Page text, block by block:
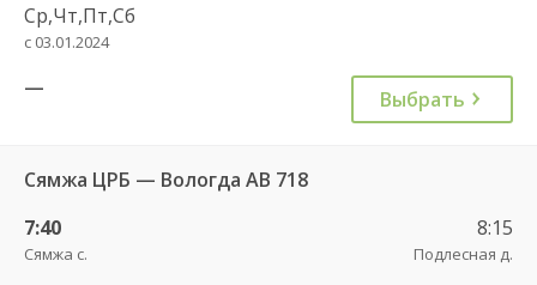
Ср,Чт,Пт,Сб
с 03.01.2024
— Выбрать
Сямжа ЦРБ — Вологда АВ 718
7:40
Сямжа с.
8:15
Подлесная д.